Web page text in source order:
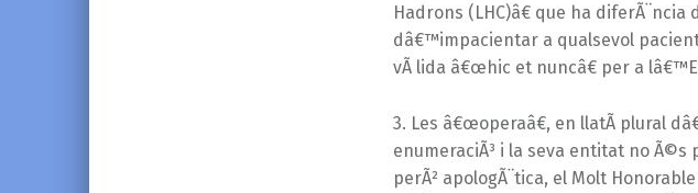
Hadrons (LHC)â€ que ha
dâ€™impacientar a qualsevol
vÃ lida â€œhic et nuncâ€ per a
3. Les â€œoperaâ€, en llatÃ­ plural
enumeraciÃ³ i la seva entitat no
perÃ² apologÃ¨tica, el Molt